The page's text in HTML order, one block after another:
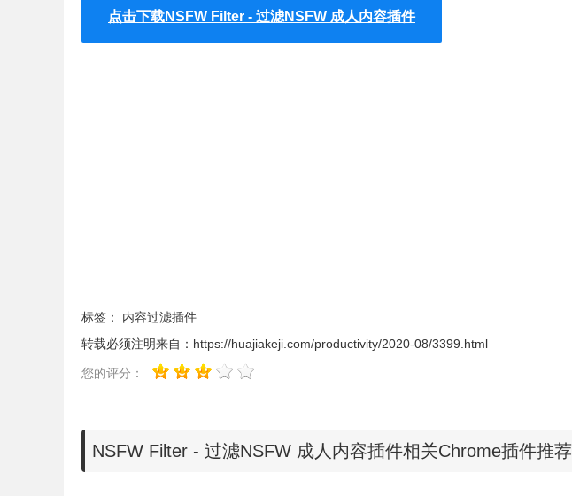
点击下载NSFW Filter - 过滤NSFW 成人内容插件
标签：
内容过滤插件
转载必须注明来自： https://huajiakeji.com/productivity/2020-08/3399.html
您的评分：
NSFW Filter - 过滤NSFW 成人内容插件相关Chrome插件推荐